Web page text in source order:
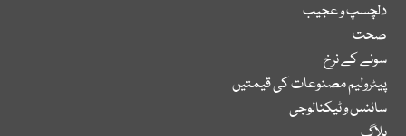
دلچسپ و عجیب
صحت
سونے کے نرخ
پیٹرولیم مصنوعات کی قیمتیں
سائنس و ٹیکنالوجی